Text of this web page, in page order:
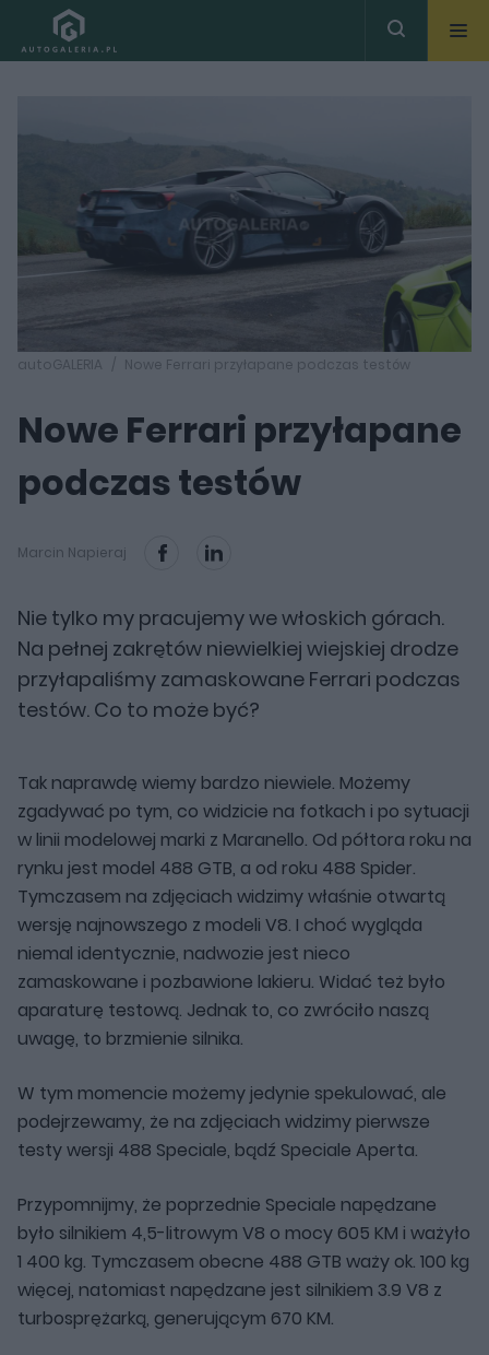
autoGALERIA Nowe Ferrari przyłapane podczas testów
Nowe Ferrari przyłapane
podczas testów
Marcin Napieraj
Nie tylko my pracujemy we włoskich górach.
Na pełnej zakrętów niewielkiej wiejskiej drodze
przyłapaliśmy zamaskowane Ferrari podczas
testów. Co to może być?
Tak naprawdę wiemy bardzo niewiele. Możemy
zgadywać po tym, co widzicie na fotkach i po sytuacji
w linii modelowej marki z Maranello. Od półtora roku na
rynku jest model 488 GTB, a od roku 488 Spider.
Tymczasem na zdjęciach widzimy właśnie otwartą
wersję najnowszego z modeli V8. I choć wygląda
niemal identycznie, nadwozie jest nieco
zamaskowane i pozbawione lakieru. Widać też było
aparaturę testową. Jednak to, co zwróciło naszą
uwagę, to brzmienie silnika.
W tym momencie możemy jedynie spekulować, ale
podejrzewamy, że na zdjęciach widzimy pierwsze
testy wersji 488 Speciale, bądź Speciale Aperta.
Przypomnijmy, że poprzednie Speciale napędzane
było silnikiem 4,5-litrowym V8 o mocy 605 KM i ważyło
1 400 kg. Tymczasem obecne 488 GTB waży ok. 100 kg
więcej, natomiast napędzane jest silnikiem 3.9 V8 z
turbosprężarką, generującym 670 KM.